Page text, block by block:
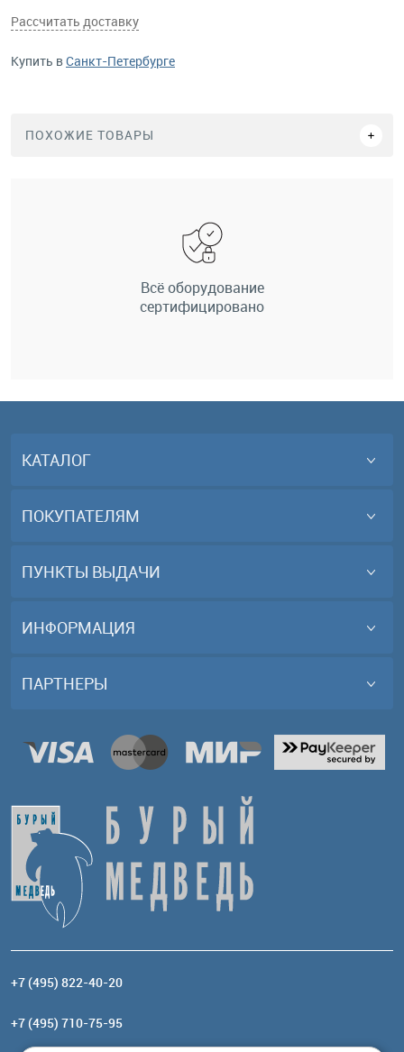
Рассчитать доставку
Купить вСанкт-Петербурге
ПОХОЖИЕ ТОВАРЫ
Всё оборудование
сертифицировано
КАТАЛОГ
ПОКУПАТЕЛЯМ
ПУНКТЫ ВЫДАЧИ
ИНФОРМАЦИЯ
ПАРТНЕРЫ
+7 (495) 822-40-20
+7 (495) 710-75-95